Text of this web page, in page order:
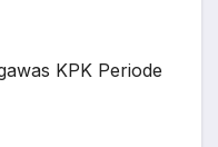
KPK Periode